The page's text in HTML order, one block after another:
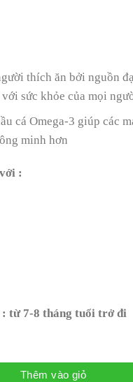
thích ăn bởi nguồn
sức khỏe của mọi
cá Omega-3 giúp các
minh hơn
:
: từ 7-8 tháng tuổi trở đi
Thêm vào giỏ